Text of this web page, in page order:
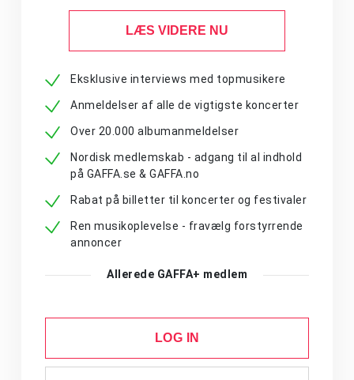
LÆS VIDERE NU
Eksklusive interviews med topmusikere
Anmeldelser af alle de vigtigste koncerter
Over 20.000 albumanmeldelser
Nordisk medlemskab - adgang til al indhold
på GAFFA.se & GAFFA.no
Rabat på billetter til koncerter og festivaler
Ren musikoplevelse - fravælg forstyrrende
annoncer
Allerede GAFFA+ medlem
LOG IN